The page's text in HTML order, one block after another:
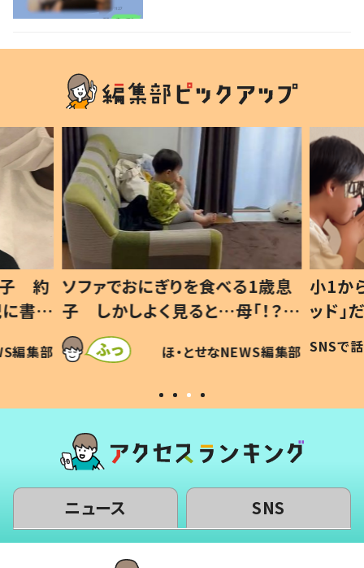
歳息
？」
編集部
小1から不登校、息子は「ギフテ
ッド」だった 父が“ウチ給食”を
作り続ける理由とは #令和の親
#令和の子
SNSで話題 ほ・とせなNEWS編集部
ひ孫
が、抱
「涙
い」
ニュース SNS